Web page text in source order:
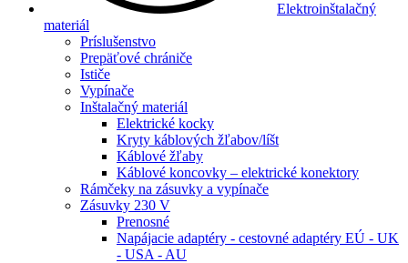
Elektroinštalačný
materiál
Príslušenstvo
Prepäťové chrániče
Ističe
Vypínače
Inštalačný materiál
Elektrické kocky
Kryty káblových žľabov/líšt
Káblové žľaby
Káblové koncovky – elektrické konektory
Rámčeky na zásuvky a vypínače
Zásuvky 230 V
Prenosné
Napájacie adaptéry - cestovné adaptéry EÚ - UK
- USA - AU